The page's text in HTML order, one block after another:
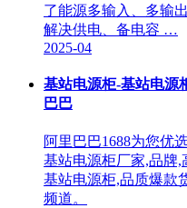
了能源多输入、多输
解决供电、备电容 …
2025-04
基站电源柜-基站电源
巴巴
阿里巴巴1688为您优
基站电源柜厂家,品牌,
基站电源柜,品质爆款
频道。